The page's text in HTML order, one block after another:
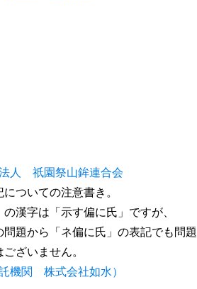
人 祇園祭山鉾連合会
ついての注意書き。
の漢字は「示す偏に氏」ですが、
題から「ネ偏に氏」の表記でも問題
ございません。
託機関 株式会社如水）